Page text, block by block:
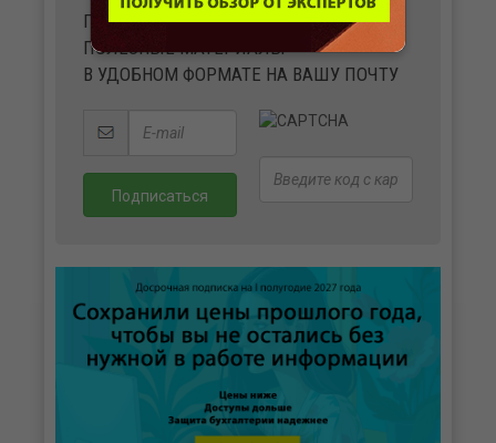
ПОЛУЧАЙТЕ ВАЖНЫЕ НОВОСТИ И
ПОЛЕЗНЫЕ МАТЕРИАЛЫ
В УДОБНОМ ФОРМАТЕ НА ВАШУ ПОЧТУ